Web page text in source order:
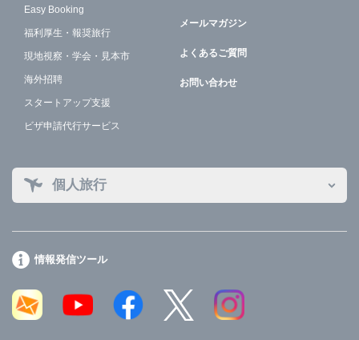
Easy Booking
福利厚生・報奨旅行
現地視察・学会・見本市
海外招聘
スタートアップ支援
ビザ申請代行サービス
メールマガジン
よくあるご質問
お問い合わせ
個人旅行
情報発信ツール